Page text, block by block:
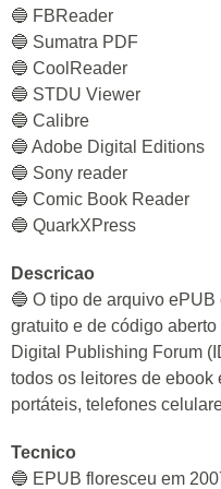
🔵 FBReader
🔵 Sumatra PDF
🔵 CoolReader
🔵 STDU Viewer
🔵 Calibre
🔵 Adobe Digital Editions
🔵 Sony reader
🔵 Comic Book Reader
🔵 QuarkXPress
Descricao
🔵 O tipo de arquivo
gratuito e de código
Digital Publishing Forum
todos os leitores de
portáteis, telefones
Tecnico
🔵 EPUB floresceu em